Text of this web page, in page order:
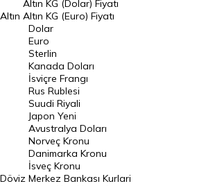
Euro Kuru
Pound Kuru
Frank Kuru
Riyal Kuru
Avustralya Doları
Danimarka Kronu Kuru
Kanada Doları Kuru
Norveç Kronu Kuru
Altın
Altın KG (Dolar) Fiyatı
Altın KG (Euro) Fiyatı
Döviz
Dolar
Euro
Sterlin
Kanada Doları
İsviçre Frangı
Rus Rublesi
Suudi Riyali
Japon Yeni
Avustralya Doları
Norveç Kronu
Danimarka Kronu
İsveç Kronu
Merkez Bankası Kurlari